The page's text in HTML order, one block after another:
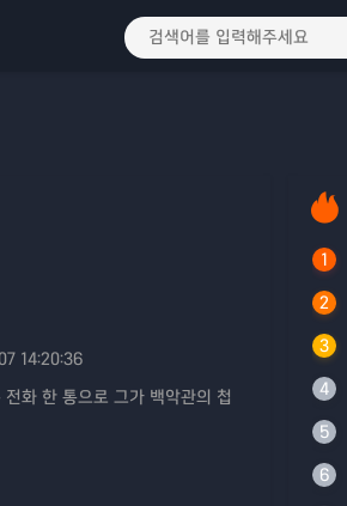
14:20:36
화 한 통으로 그가 백악관의 첩
1
2
3
4
5
6